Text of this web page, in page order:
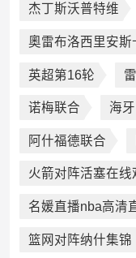
杰丁斯沃普特维
奧雷布洛西里安斯
英超第16轮
诺梅联合 海牙
阿什福德联合
火箭对阵活塞在线
名媛直播nba高清
篮网对阵纳什集锦